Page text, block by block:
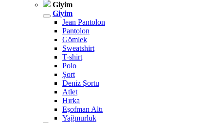
Giyim
Giyim
Jean Pantolon
Pantolon
Gömlek
Sweatshirt
T-shirt
Polo
Şort
Deniz Şortu
Atlet
Hırka
Eşofman Altı
Yağmurluk